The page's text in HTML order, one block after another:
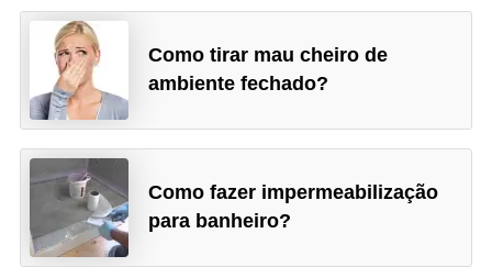
Como tirar mau cheiro de
ambiente fechado?
Como fazer impermeabilização
para banheiro?